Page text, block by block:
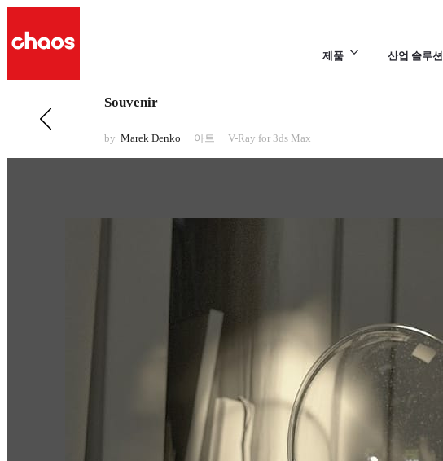
제품 산업 솔루션
전 페이지 보기 아트
Souvenir
by Marek Denko 아트 V-Ray for 3ds Max